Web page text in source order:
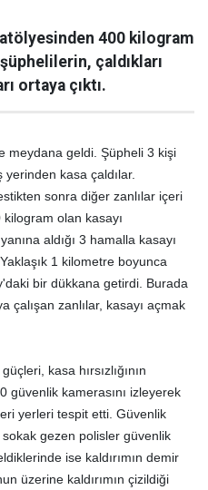
400 kilogram
şüphelilerin, çaldıkları
ortaya çıktı.
meydana geldi. Şüpheli 3 kişi
kasa çaldılar.
sonra diğer zanlılar içeri
olan kasayı
aldığı 3 hamalla kasayı
1 kilometre boyunca
bir dükkana getirdi. Burada
çalışan zanlılar, kasayı açmak
kasa hırsızlığının
güvenlik kamerasını izleyerek
yerleri tespit etti. Güvenlik
gezen polisler güvenlik
ise kaldırımın demir
üzerine kaldırımın çizildiği